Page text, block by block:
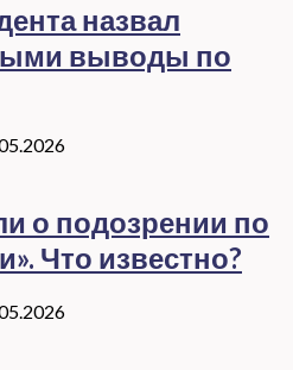
назвал
выводы по
о подозрении по
Что известно?